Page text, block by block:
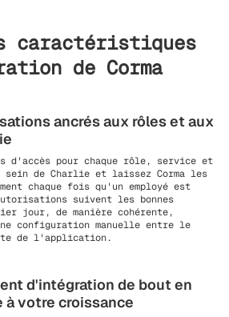
caractéristiques
de Corma
ancrés aux rôles et aux
d'accès pour chaque rôle, service et
sein de Charlie et laissez Corma les
chaque fois qu'un employé est
suivent les bonnes
jour, de manière cohérente,
configuration manuelle entre le
de l'application.
d'intégration de bout en
à votre croissance